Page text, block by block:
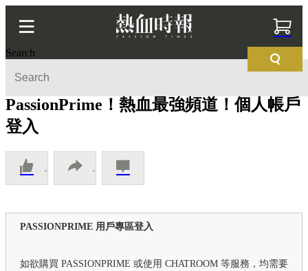
Search
PassionPrime！熱血最強頻道！個人帳戶
登入
PASSIONPRIME 用戶專區登入
如欲購買 PASSIONPRIME 或使用 CHATROOM 等服務，均需要